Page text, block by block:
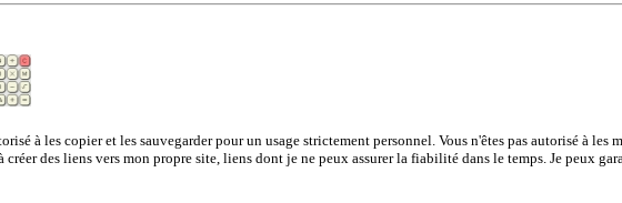
à les copier et les sauvegarder pour un usage strictement personnel. Vous n'êtes pas autorisé à
des liens vers mon propre site, liens dont je ne peux assurer la fiabilité dans le temps. Je peux